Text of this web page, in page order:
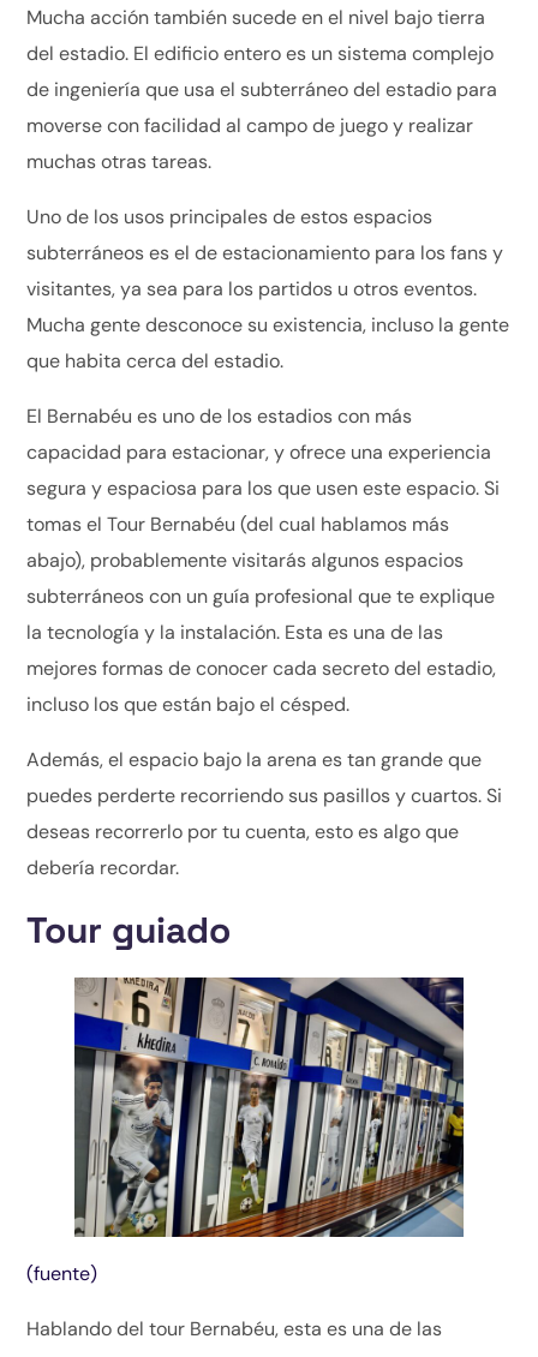
Mucha acción también sucede en el nivel bajo tierra
del estadio. El edificio entero es un sistema complejo
de ingeniería que usa el subterráneo del estadio para
moverse con facilidad al campo de juego y realizar
muchas otras tareas.
Uno de los usos principales de estos espacios
subterráneos es el de estacionamiento para los fans y
visitantes, ya sea para los partidos u otros eventos.
Mucha gente desconoce su existencia, incluso la gente
que habita cerca del estadio.
El Bernabéu es uno de los estadios con más
capacidad para estacionar, y ofrece una experiencia
segura y espaciosa para los que usen este espacio. Si
tomas el Tour Bernabéu (del cual hablamos más
abajo), probablemente visitarás algunos espacios
subterráneos con un guía profesional que te explique
la tecnología y la instalación. Esta es una de las
mejores formas de conocer cada secreto del estadio,
incluso los que están bajo el césped.
Además, el espacio bajo la arena es tan grande que
puedes perderte recorriendo sus pasillos y cuartos. Si
deseas recorrerlo por tu cuenta, esto es algo que
debería recordar.
Tour guiado
(fuente)
Hablando del tour Bernabéu, esta es una de las